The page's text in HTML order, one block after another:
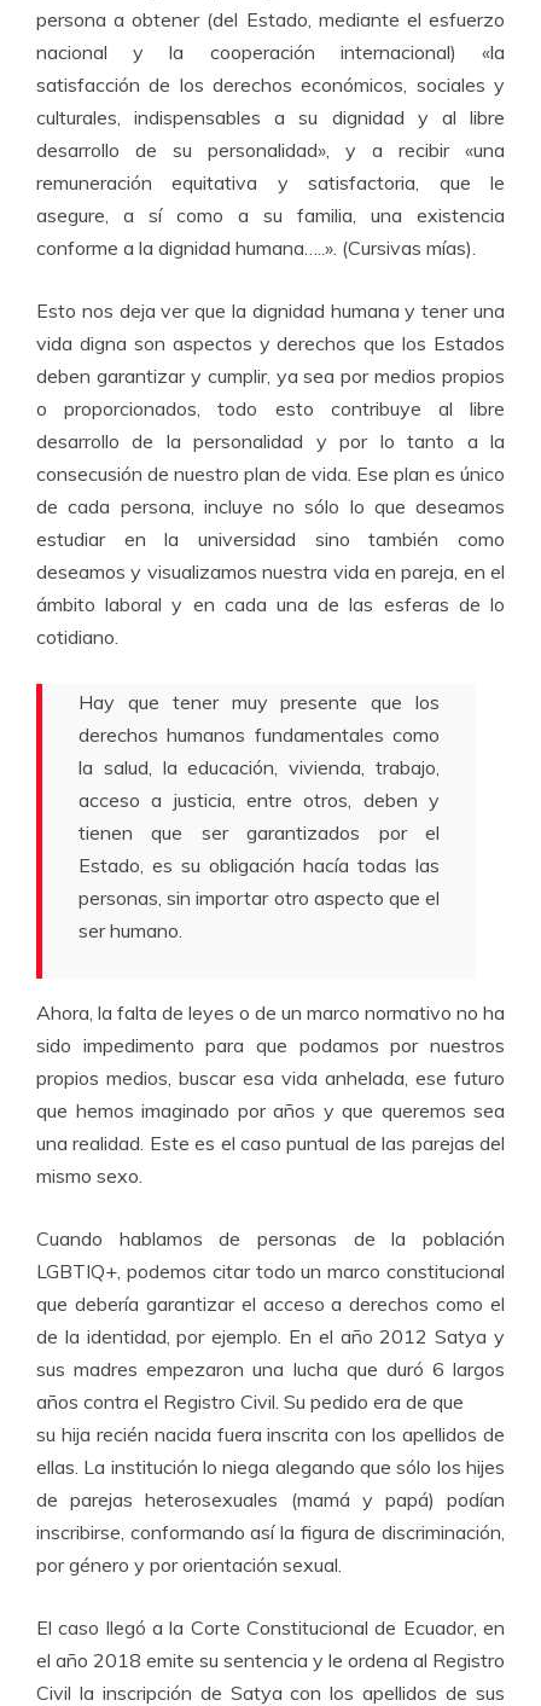
persona a obtener (del Estado, mediante el esfuerzo
nacional y la cooperación internacional) «la
satisfacción de los derechos económicos, sociales y
culturales, indispensables a su dignidad y al libre
desarrollo de su personalidad» , y a recibir «una
remuneración equitativa y satisfactoria, que le
asegure, a sí como a su familia, una existencia
conforme a la dignidad humana…..». (Cursivas mías).
Esto nos deja ver que la dignidad humana y tener una
vida digna son aspectos y derechos que los Estados
deben garantizar y cumplir, ya sea por medios propios
o proporcionados, todo esto contribuye al libre
desarrollo de la personalidad y por lo tanto a la
consecusión de nuestro plan de vida. Ese plan es único
de cada persona, incluye no sólo lo que deseamos
estudiar en la universidad sino también como
deseamos y visualizamos nuestra vida en pareja, en el
ámbito laboral y en cada una de las esferas de lo
cotidiano.
Hay que tener muy presente que los
derechos humanos fundamentales como
la salud, la educación, vivienda, trabajo,
acceso a justicia, entre otros, deben y
tienen que ser garantizados por el
Estado, es su obligación hacía todas las
personas, sin importar otro aspecto que el
ser humano.
Ahora, la falta de leyes o de un marco normativo no ha
sido impedimento para que podamos por nuestros
propios medios, buscar esa vida anhelada, ese futuro
que hemos imaginado por años y que queremos sea
una realidad. Este es el caso puntual de las parejas del
mismo sexo.
Cuando hablamos de personas de la población
LGBTIQ+, podemos citar todo un marco constitucional
que debería garantizar el acceso a derechos como el
de la identidad, por ejemplo. En el año 2012 Satya y
sus madres empezaron una lucha que duró 6 largos
años contra el Registro Civil. Su pedido era de que
su hija recién nacida fuera inscrita con los apellidos de
ellas. La institución lo niega alegando que sólo los hijes
de parejas heterosexuales (mamá y papá) podían
inscribirse, conformando así la figura de discriminación,
por género y por orientación sexual.
El caso llegó a la Corte Constitucional de Ecuador, en
el año 2018 emite su sentencia y le ordena al Registro
Civil la inscripción de Satya con los apellidos de sus